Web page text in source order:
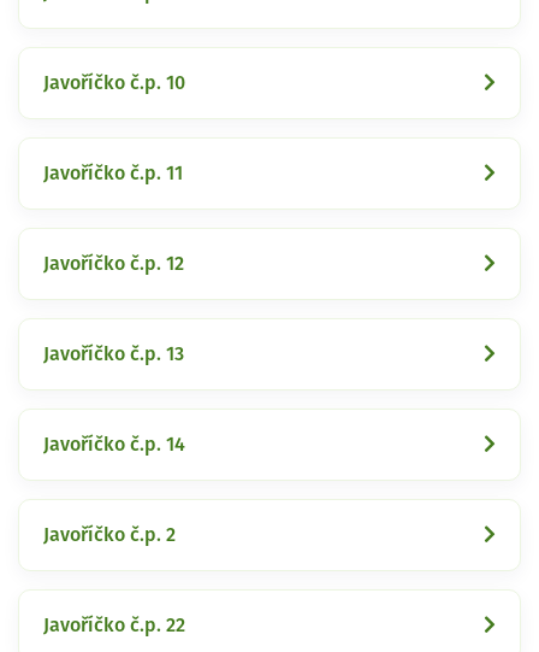
Javoříčko č.p. 10
Javoříčko č.p. 11
Javoříčko č.p. 12
Javoříčko č.p. 13
Javoříčko č.p. 14
Javoříčko č.p. 2
Javoříčko č.p. 22